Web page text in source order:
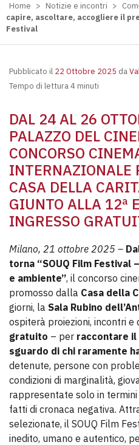
Home > Notizie e incontri >
capire, ascoltare, accogliere il
Festival
Pubblicato il 22 Ottobre 2025 da
Tempo di lettura 4 minuti
DAL 24 AL 26
PALAZZO DEL
CONCORSO
INTERNAZIONALE
CASA DELLA
GIUNTO ALLA 12ª
INGRESSO
Milano, 21 ottobre 2025 –
torna “SOUQ Film
e ambiente”, il concorso
promosso dalla Casa della
giorni, la Sala Rubino
ospiterà proiezioni, incontri
gratuito – per raccontare
sguardo di chi raramente
detenute, persone con
condizioni di marginalità,
rappresentate solo in
fatti di cronaca negativa.
selezionate, il SOUQ Film
inedito, umano e autentico,